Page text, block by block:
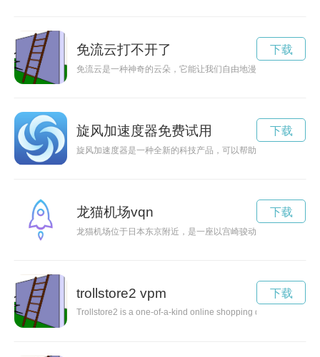
免流云打不开了
免流云是一种神奇的云朵，它能让我们自由地漫游在云端，探
下载
旋风加速度器免费试用
旋风加速度器是一种全新的科技产品，可以帮助人们在高速前
下载
龙猫机场vqn
龙猫机场位于日本东京附近，是一座以宫崎骏动画电影《龙猫
下载
trollstore2 vpm
Trollstore2 is a one-of-a-kind online shopping destination that
下载